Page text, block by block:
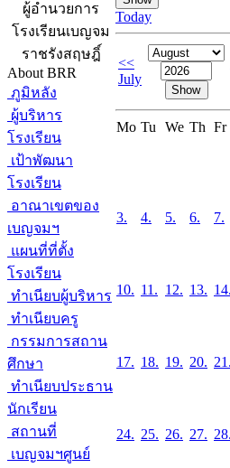
ผู้อำนวยการ
โรงเรียนเบญจม
ราชรังสฤษฎิ์
About BRR
ภูมิหลัง
ผู้บริหาร
โรงเรียน
เป้าพัฒนา
โรงเรียน
อาณาเขตของ
เบญจมฯ
แผนที่ที่ตั้ง
โรงเรียน
ทำเนียบผู้บริหาร
ทำเนียบครู
กรรมการสถาน
ศึกษา
ทำเนียบประธาน
นักเรียน
สถานที่
เบญจมฯศูนย์
Today
<<
July
Mo Tu We Th Fr
3. 4. 5. 6. 7.
10. 11. 12. 13. 14.
17. 18. 19. 20. 21.
24. 25. 26. 27. 28.